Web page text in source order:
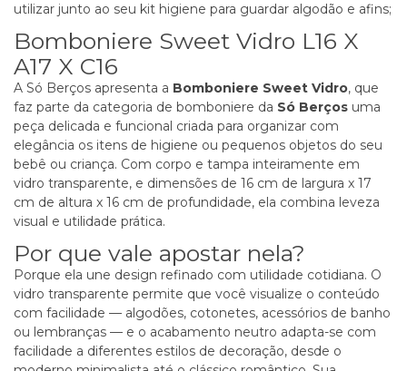
utilizar junto ao seu kit higiene para guardar algodão e afins;
Bomboniere Sweet Vidro L16 X
A17 X C16
A Só Berços apresenta a Bomboniere Sweet Vidro, que
faz parte da categoria de bomboniere da Só Berços uma
peça delicada e funcional criada para organizar com
elegância os itens de higiene ou pequenos objetos do seu
bebê ou criança. Com corpo e tampa inteiramente em
vidro transparente, e dimensões de 16 cm de largura x 17
cm de altura x 16 cm de profundidade, ela combina leveza
visual e utilidade prática.
Por que vale apostar nela?
Porque ela une design refinado com utilidade cotidiana. O
vidro transparente permite que você visualize o conteúdo
com facilidade — algodões, cotonetes, acessórios de banho
ou lembranças — e o acabamento neutro adapta-se com
facilidade a diferentes estilos de decoração, desde o